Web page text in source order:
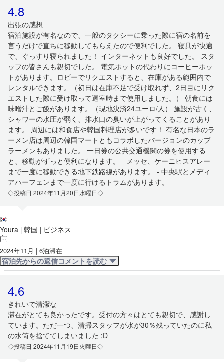
4.8
出張の感想
宿泊施設が有名なので、一般のタクシーに乗った際に宿の名前を
言うだけで直ちに移動してもらえたので便利でした。 寝具が快適
で、ぐっすり寝られました！ インターネットも良好でした。 スタ
ッフの皆さんも親切でした。 電気ポットの代わりにコーヒーポッ
トがあります。ロビーでリクエストすると、在庫がある範囲内で
レンタルできます。（初日は在庫不足で受け取れず、2日目にリク
エストした際に受け取って退室時まで使用しました。） 朝食には
味噌汁とご飯があります。（現地決済24ユーロ/人） 施設が古く、
シャワーの水圧が弱く、排水口の臭いが上がってくることがあり
ます。 周辺には和食店や韓国料理店が多いです！ 有名な日本のラ
ーメン店は周辺の韓国マートともコラボしたバージョンのカップ
ラーメンもありました。 一日券の公共交通機関の券を使用する
と、移動がずっと便利になります。 - メッセ、ケーニヒスアレー
まで一度に移動できる地下鉄路線があります。 - 中央駅とメディ
アハーフェンまで一度に行けるトラムがあります。
◇投稿日 2024年11月20日水曜日◇
Youra | 韓国 | ビジネス
2024年11月 | 6泊滞在
宿泊先からの返信コメントを読む
4.6
きれいで清潔な
滞在がとても良かったです。受付の方々はとても親切で、感謝し
ています。ただ一つ、清掃スタッフが水が30％残っていたのに私
の水筒を捨ててしまいました ;D
◇投稿日 2024年11月19日火曜日◇